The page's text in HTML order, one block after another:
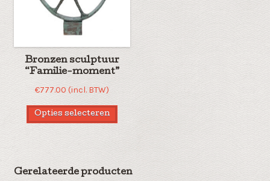
Bronzen sculptuur
“Familie-moment”
€777.00 (incl. BTW)
Opties selecteren
Gerelateerde producten